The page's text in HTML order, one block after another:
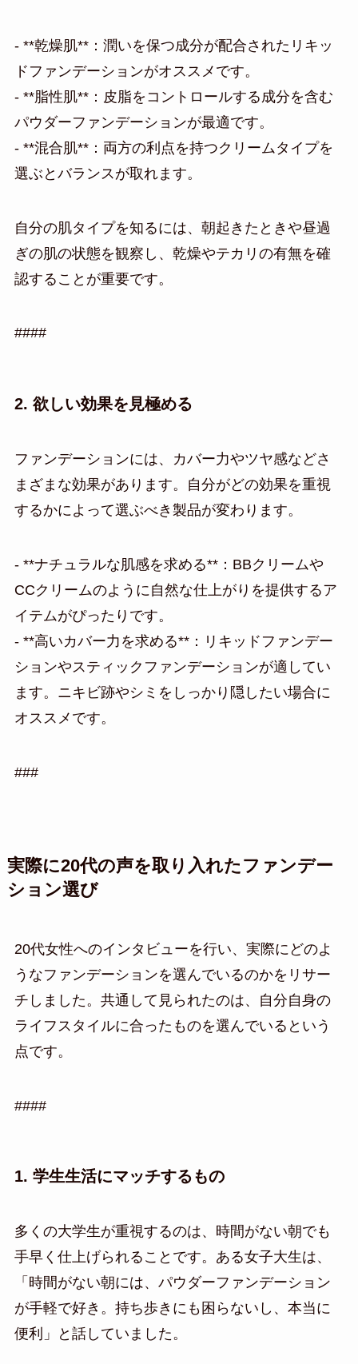
- **乾燥肌**：潤いを保つ成分が配合されたリキッ
ドファンデーションがオススメです。
- **脂性肌**：皮脂をコントロールする成分を含む
パウダーファンデーションが最適です。
- **混合肌**：両方の利点を持つクリームタイプを
選ぶとバランスが取れます。
自分の肌タイプを知るには、朝起きたときや昼過
ぎの肌の状態を観察し、乾燥やテカリの有無を確
認することが重要です。
####
2. 欲しい効果を見極める
ファンデーションには、カバー力やツヤ感などさ
まざまな効果があります。自分がどの効果を重視
するかによって選ぶべき製品が変わります。
- **ナチュラルな肌感を求める**：BBクリームや
CCクリームのように自然な仕上がりを提供するア
イテムがぴったりです。
- **高いカバー力を求める**：リキッドファンデー
ションやスティックファンデーションが適してい
ます。ニキビ跡やシミをしっかり隠したい場合に
オススメです。
###
実際に20代の声を取り入れたファンデー
ション選び
20代女性へのインタビューを行い、実際にどのよ
うなファンデーションを選んでいるのかをリサー
チしました。共通して見られたのは、自分自身の
ライフスタイルに合ったものを選んでいるという
点です。
####
1. 学生生活にマッチするもの
多くの大学生が重視するのは、時間がない朝でも
手早く仕上げられることです。ある女子大生は、
「時間がない朝には、パウダーファンデーション
が手軽で好き。持ち歩きにも困らないし、本当に
便利」と話していました。